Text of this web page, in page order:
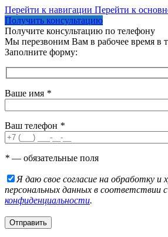
Перейти к навигации Перейти к
Получить консультацию
Получите консультацию по телефону
Мы перезвоним Вам в рабочее время в
Заполните форму:
Ваше имя *
Ваш телефон *
* — обязательные поля
Я даю свое согласие на обработку и
персональных данных в соответствии с
конфиденциальности.